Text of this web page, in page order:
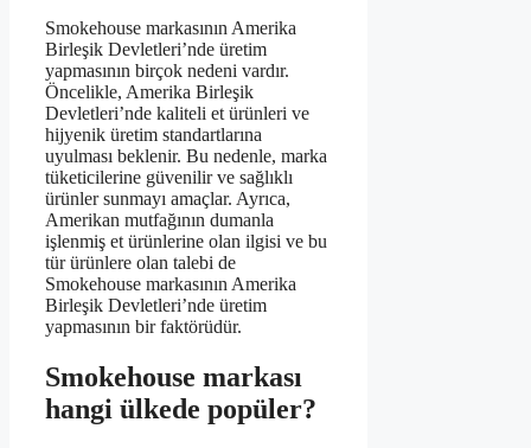
Smokehouse markasının Amerika
Birleşik Devletleri’nde üretim
yapmasının birçok nedeni vardır.
Öncelikle, Amerika Birleşik
Devletleri’nde kaliteli et ürünleri ve
hijyenik üretim standartlarına
uyulması beklenir. Bu nedenle, marka
tüketicilerine güvenilir ve sağlıklı
ürünler sunmayı amaçlar. Ayrıca,
Amerikan mutfağının dumanla
işlenmiş et ürünlerine olan ilgisi ve bu
tür ürünlere olan talebi de
Smokehouse markasının Amerika
Birleşik Devletleri’nde üretim
yapmasının bir faktörüdür.
Smokehouse markası
hangi ülkede popüler?